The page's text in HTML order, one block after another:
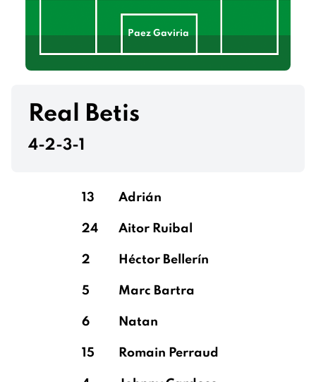
Paez Gaviria
Real Betis
4-2-3-1
13 Adrián
24 Aitor Ruibal
2 Héctor Bellerín
5 Marc Bartra
6 Natan
15 Romain Perraud